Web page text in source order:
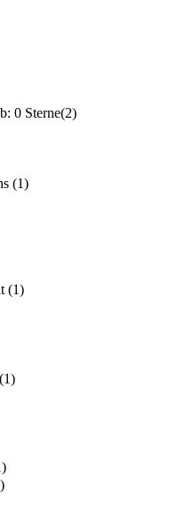
0 Sterne(2)
(1)
(1)
(1)